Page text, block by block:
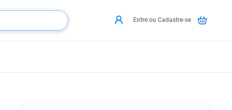
Entre ou Cadastre-se